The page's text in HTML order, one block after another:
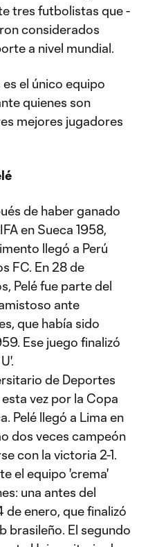
tres futbolistas que -
considerados
a nivel mundial.
el único equipo
quienes son
mejores jugadores
de haber ganado
en Sueca 1958,
llegó a Perú
FC. En 28 de
Pelé fue parte del
ante
que había sido
Ese juego finalizó
de Deportes
vez por la Copa
Pelé llegó a Lima en
dos veces campeón
con la victoria 2-1.
el equipo 'crema'
una antes del
de enero, que finalizó
brasileño. El segundo